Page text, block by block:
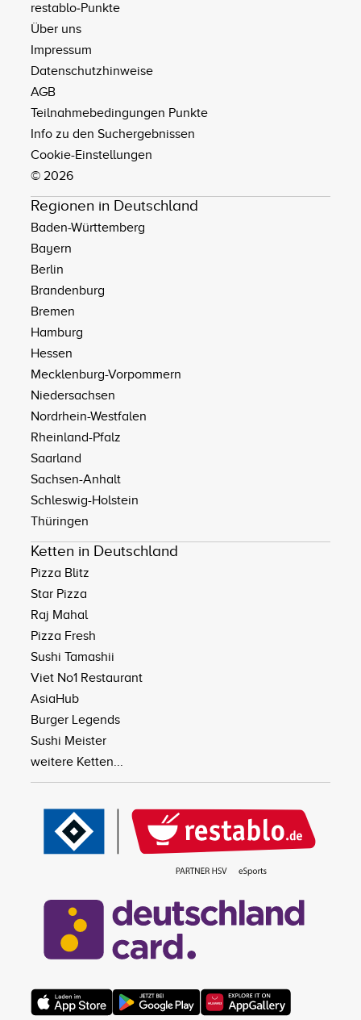
restablo‑Punkte
Über uns
Impressum
Datenschutzhinweise
AGB
Teilnahmebedingungen Punkte
Info zu den Suchergebnissen
Cookie-Einstellungen
© 2026
Regionen in Deutschland
Baden-Württemberg
Bayern
Berlin
Brandenburg
Bremen
Hamburg
Hessen
Mecklenburg-Vorpommern
Niedersachsen
Nordrhein-Westfalen
Rheinland-Pfalz
Saarland
Sachsen-Anhalt
Schleswig-Holstein
Thüringen
Ketten in Deutschland
Pizza Blitz
Star Pizza
Raj Mahal
Pizza Fresh
Sushi Tamashii
Viet No1 Restaurant
AsiaHub
Burger Legends
Sushi Meister
weitere Ketten...